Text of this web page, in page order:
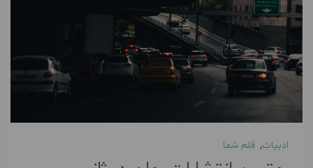
ادبیات, قلم شما